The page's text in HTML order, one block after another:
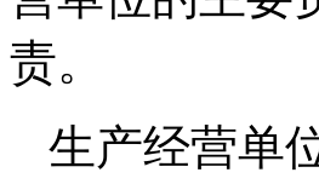
责。
生产经营单